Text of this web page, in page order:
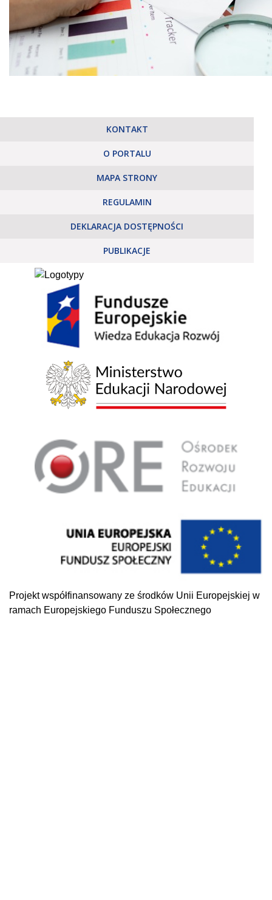
KONTAKT
O PORTALU
MAPA STRONY
REGULAMIN
DEKLARACJA DOSTĘPNOŚCI
PUBLIKACJE
Projekt współfinansowany ze środków Unii Europejskiej w
ramach Europejskiego Funduszu Społecznego